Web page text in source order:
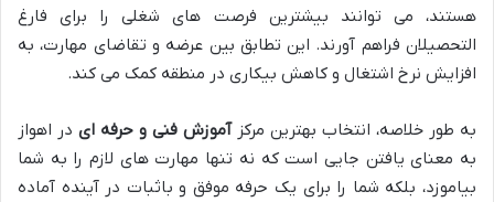
هستند، می توانند بیشترین فرصت های شغلی را برای فارغ
التحصیلان فراهم آورند. این تطابق بین عرضه و تقاضای مهارت، به
افزایش نرخ اشتغال و کاهش بیکاری در منطقه کمک می کند.
به طور خلاصه، انتخاب بهترین مرکزآموزش فنی و حرفه ای در اهواز
به معنای یافتن جایی است که نه تنها مهارت های لازم را به شما
بیاموزد، بلکه شما را برای یک حرفه موفق و باثبات در آینده آماده